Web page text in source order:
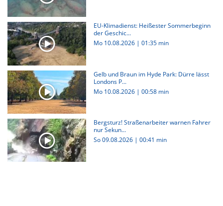
EU-Klimadienst: Heißester Sommerbeginn
der Geschic...
Mo 10.08.2026 | 01:35 min
Gelb und Braun im Hyde Park: Dürre lässt
Londons P...
Mo 10.08.2026 | 00:58 min
Bergsturz! Straßenarbeiter warnen Fahrer
nur Sekun...
So 09.08.2026 | 00:41 min